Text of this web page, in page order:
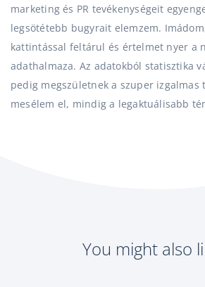
marketing és PR tevékenységeit
legsötétebb bugyrait elemzem.
kattintással feltárul és értelmet nyer a
adathalmaza. Az adatokból statisztika
pedig megszületnek a szuper izgalmas
mesélem el, mindig a legaktuálisabb
You might also